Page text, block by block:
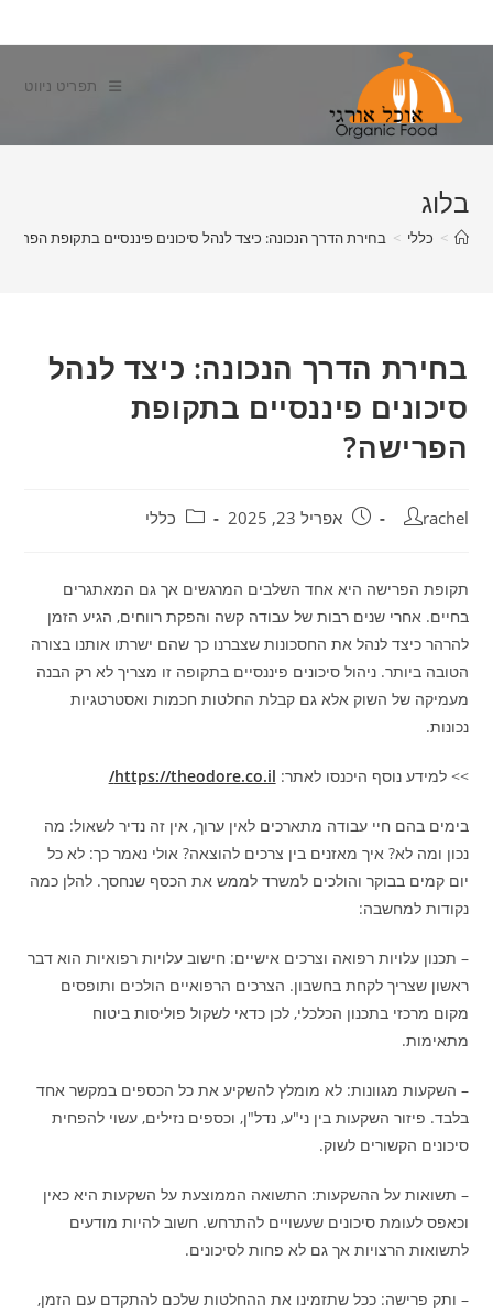
to
תפריט ניווט
בלוג
> כללי > בחירת הדרך הנכונה: כיצד לנהל סיכונים פיננסיים בתקופת
בחירת הדרך הנכונה: כיצד לנהל
סיכונים פיננסיים בתקופת
הפרישה?
מחבר:
rachel פורסם:אפריל 23, 2025 קטגוריה:
כללי
תקופת הפרישה היא אחד השלבים המרגשים אך גם המאתגרים
בחיים. אחרי שנים רבות של עבודה קשה והפקת רווחים, הגיע הזמן
להרהר כיצד לנהל את החסכונות שצברנו כך שהם ישרתו אותנו בצורה
הטובה ביותר. ניהול סיכונים פיננסיים בתקופה זו מצריך לא רק הבנה
מעמיקה של השוק אלא גם קבלת החלטות חכמות ואסטרטגיות
נכונות.
>> למידע נוסף היכנסו לאתר: https://theodore.co.il/
בימים בהם חיי עבודה מתארכים לאין ערוך, אין זה נדיר לשאול: מה
נכון ומה לא? איך מאזנים בין צרכים להוצאה? אולי נאמר כך: לא כל
יום קמים בבוקר והולכים למשרד לממש את הכסף שנחסך. להלן כמה
נקודות למחשבה:
– תכנון עלויות רפואה וצרכים אישיים: חישוב עלויות רפואיות הוא דבר
ראשון שצריך לקחת בחשבון. הצרכים הרפואיים הולכים ותופסים
מקום מרכזי בתכנון הכלכלי, לכן כדאי לשקול פוליסות ביטוח
מתאימות.
– השקעות מגוונות: לא מומלץ להשקיע את כל הכספים במקשר אחד
בלבד. פיזור השקעות בין ני"ע, נדל"ן, וכספים נזילים, עשוי להפחית
סיכונים הקשורים לשוק.
– תשואות על ההשקעות: התשואה הממוצעת על השקעות היא כאין
וכאפס לעומת סיכונים שעשויים להתרחש. חשוב להיות מודעים
לתשואות הרצויות אך גם לא פחות לסיכונים.
– ותק פרישה: ככל שתזמינו את ההחלטות שלכם להתקדם עם הזמן,